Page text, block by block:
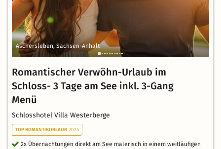
Aschersleben, Sachsen-Anhalt
Romantischer Verwöhn-Urlaub im
Schloss- 3 Tage am See inkl. 3-Gang
Menü
Schlosshotel Villa Westerberge
TOP ROMANTIKURLAUB 2024
2x Übernachtungen direkt am See malerisch in einem weitläufigen